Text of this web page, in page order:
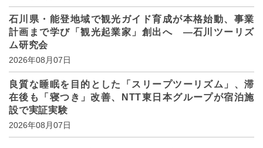
石川県・能登地域で観光ガイド育成が本格始動、事業
計画まで学び「観光起業家」創出へ ―石川ツーリズ
ム研究会
2026年08月07日
良質な睡眠を目的とした「スリープツーリズム」、滞
在後も「寝つき」改善、NTT東日本グループが宿泊施
設で実証実験
2026年08月07日